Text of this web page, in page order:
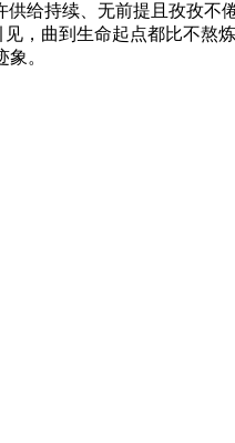
给持续、无前提且孜孜不
，曲到生命起点都比不熬
。